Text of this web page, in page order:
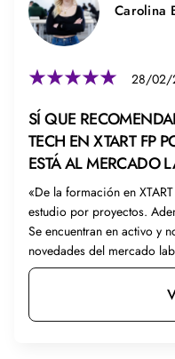
Carolina
28/02/
SÍ QUE
TECH EN XTART FP
ESTÁ AL MERCADO
«De la formación en
estudio por proyectos.
Se encuentran en activo y
novedades del mercado